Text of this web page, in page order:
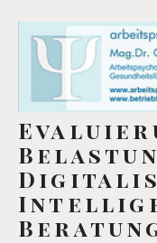
content